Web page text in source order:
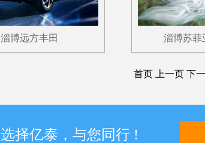
淄博远方丰田 淄博苏菲
首页 上一页 下
选择亿泰，与您同行 !